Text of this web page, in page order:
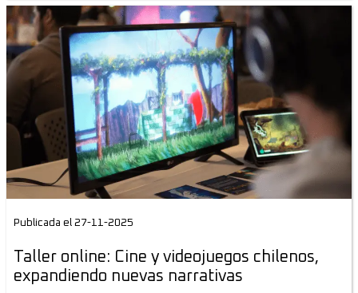
Publicada el 27-11-2025
Taller online: Cine y videojuegos chilenos,
expandiendo nuevas narrativas